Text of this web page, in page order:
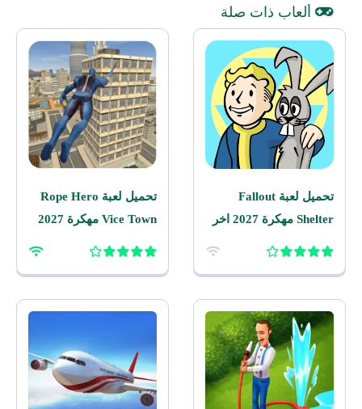
ألعاب ذات صلة
تحميل لعبة Fallout
Shelter مهكرة 2027 اخر
تحميل لعبة Rope Hero
Vice Town مهكرة 2027